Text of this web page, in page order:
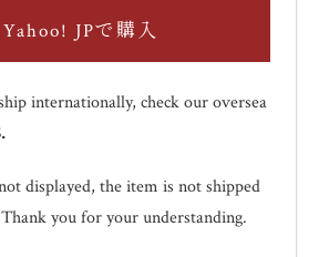
Yahoo! JPで購入
internationally, check our oversea
.
displayed, the item is not shipped
you for your understanding.